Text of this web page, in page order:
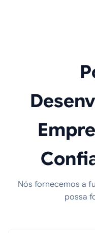
Nós fornecemos a
possa